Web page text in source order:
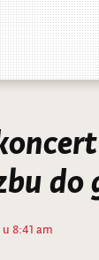
do
8:41 am